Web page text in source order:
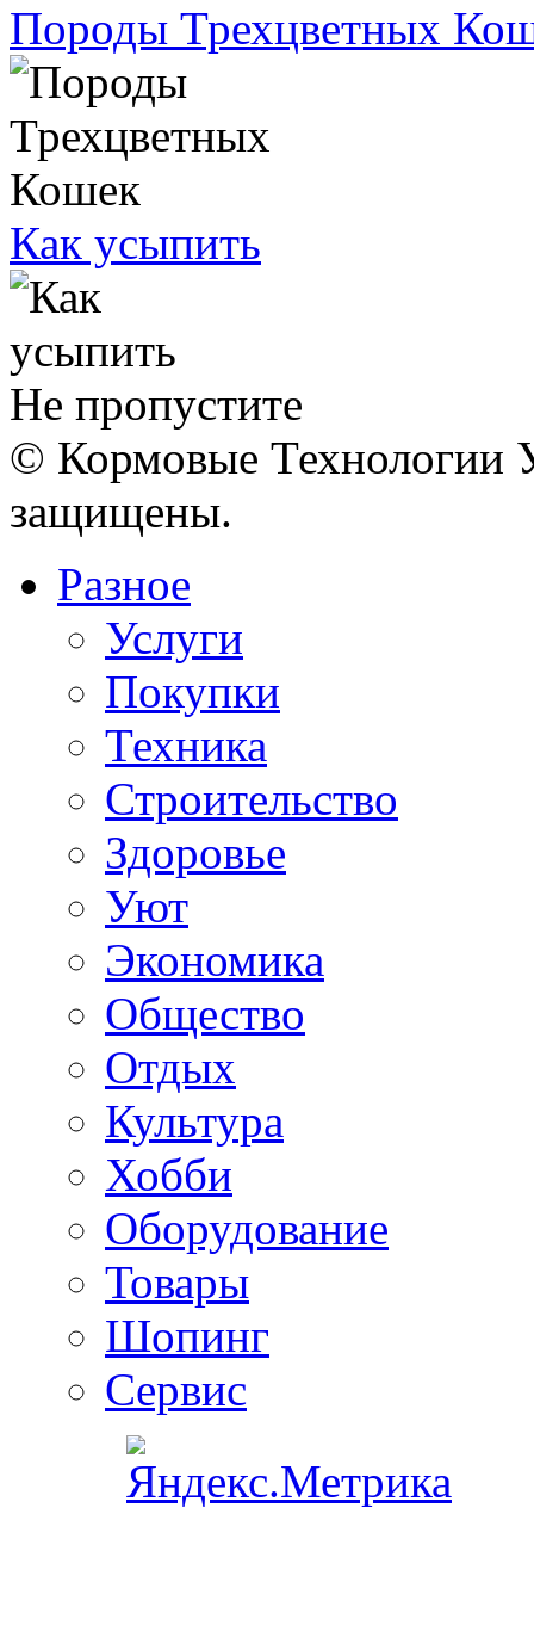
Породы Трехцветных
Как усыпить
Не пропустите
© Кормовые Технологии
защищены.
Разное
Услуги
Покупки
Техника
Строительство
Здоровье
Уют
Экономика
Общество
Отдых
Культура
Хобби
Оборудование
Товары
Шопинг
Сервис